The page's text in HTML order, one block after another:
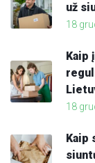
už
18
Kaip
18
Kaip